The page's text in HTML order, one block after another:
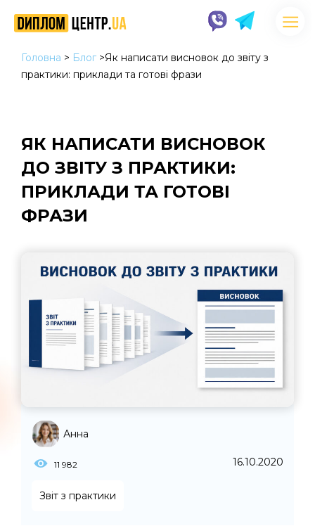
Головна > Блог >Як написати висновок до звіту з
практики: приклади та готові фрази
ЯК НАПИСАТИ ВИСНОВОК
ДО ЗВІТУ З ПРАКТИКИ:
ПРИКЛАДИ ТА ГОТОВІ
ФРАЗИ
Анна
16.10.2020
11 982
Звіт з практики